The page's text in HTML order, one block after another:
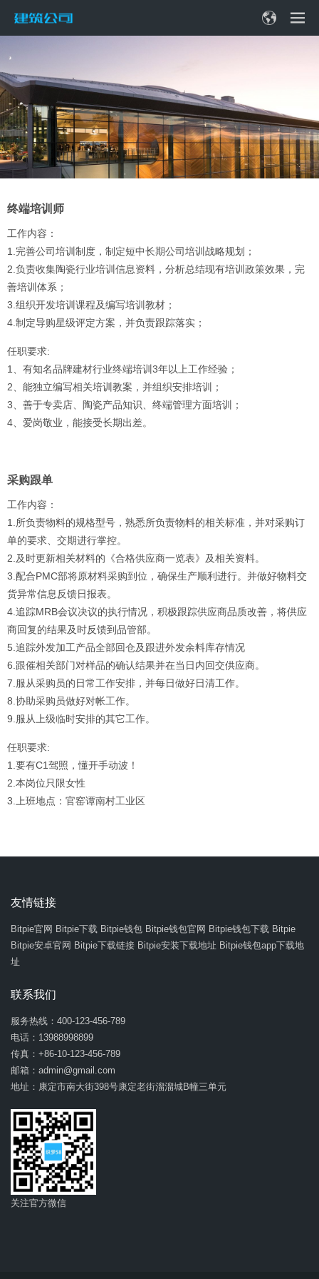
终端培训师
工作内容：
1.完善公司培训制度，制定短中长期公司培训战略规划；
2.负责收集陶瓷行业培训信息资料，分析总结现有培训政策效果，完
善培训体系；
3.组织开发培训课程及编写培训教材；
4.制定导购星级评定方案，并负责跟踪落实；
任职要求:
1、有知名品牌建材行业终端培训3年以上工作经验；
2、能独立编写相关培训教案，并组织安排培训；
3、善于专卖店、陶瓷产品知识、终端管理方面培训；
4、爱岗敬业，能接受长期出差。
采购跟单
工作内容：
1.所负责物料的规格型号，熟悉所负责物料的相关标准，并对采购订
单的要求、交期进行掌控。
2.及时更新相关材料的《合格供应商一览表》及相关资料。
3.配合PMC部将原材料采购到位，确保生产顺利进行。并做好物料交
货异常信息反馈日报表。
4.追踪MRB会议决议的执行情况，积极跟踪供应商品质改善，将供应
商回复的结果及时反馈到品管部。
5.追踪外发加工产品全部回仓及跟进外发余料库存情况
6.跟催相关部门对样品的确认结果并在当日内回交供应商。
7.服从采购员的日常工作安排，并每日做好日清工作。
8.协助采购员做好对帐工作。
9.服从上级临时安排的其它工作。
任职要求:
1.要有C1驾照，懂开手动波！
2.本岗位只限女性
3.上班地点：官窑谭南村工业区
友情链接
Bitpie官网 Bitpie下载 Bitpie钱包 Bitpie钱包官网 Bitpie钱包下载 Bitpie
Bitpie安卓官网 Bitpie下载链接 Bitpie安装下载地址 Bitpie钱包app下载地
址
联系我们
服务热线：400-123-456-789
电话：13988998899
传真：+86-10-123-456-789
邮箱： admin@gmail.com
地址：康定市南大街398号康定老街溜溜城B幢三单元
关注官方微信